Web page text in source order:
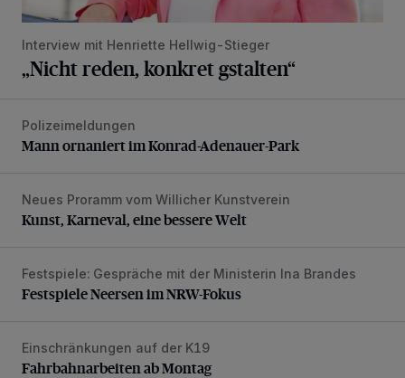
Interview mit Henriette Hellwig-Stieger
„Nicht reden, konkret gstalten“
Mann ornaniert im Konrad-Adenauer-Park
Polizeimeldungen
Mann ornaniert im Konrad-Adenauer-Park
Kunst, Karneval, eine bessere Welt
Neues Proramm vom Willicher Kunstverein
Kunst, Karneval, eine bessere Welt
Festspiele Neersen im NRW-Fokus
Festspiele: Gespräche mit der Ministerin Ina Brandes
Festspiele Neersen im NRW-Fokus
Fahrbahnarbeiten ab Montag
Einschränkungen auf der K19
Fahrbahnarbeiten ab Montag